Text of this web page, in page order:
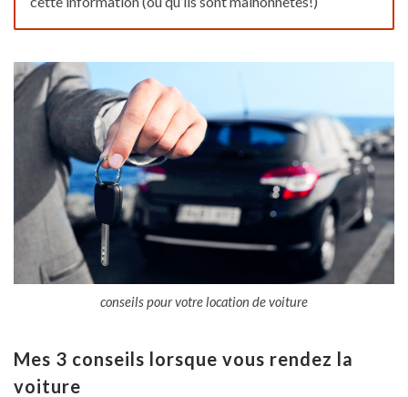
conseils pour votre location de voiture
Mes 3 conseils lorsque vous rendez la
voiture